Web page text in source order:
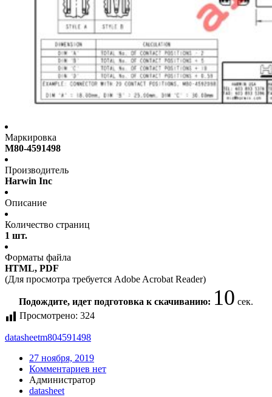
Маркировка
M80-4591498
Производитель
Harwin Inc
Описание
Количество страниц
1 шт.
Форматы файла
HTML, PDF
(Для просмотра требуется Adobe Acrobat Reader)
Подождите, идет подготовка к скачиванию: 10 сек.
Просмотрено: 324
datasheetm804591498
27 ноября, 2019
Комментариев нет
Администратор
datasheet